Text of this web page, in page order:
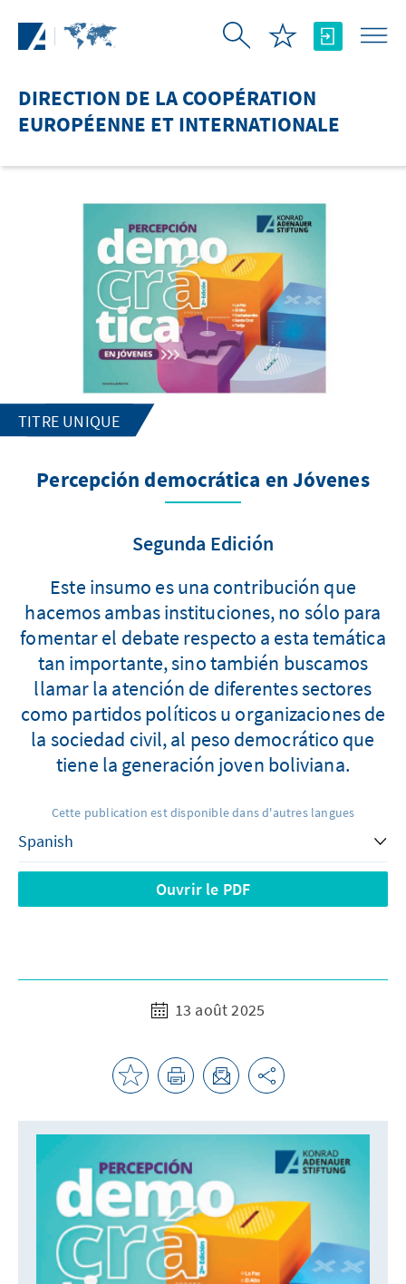
DIRECTION DE LA COOPÉRATION
EUROPÉENNE ET INTERNATIONALE
TITRE UNIQUE
Percepción democrática en Jóvenes
Segunda Edición
Este insumo es una contribución que
hacemos ambas instituciones, no sólo para
fomentar el debate respecto a esta temática
tan importante, sino también buscamos
llamar la atención de diferentes sectores
como partidos políticos u organizaciones de
la sociedad civil, al peso democrático que
tiene la generación joven boliviana.
Cette publication est disponible dans d'autres langues
Ouvrir le PDF
13 août 2025